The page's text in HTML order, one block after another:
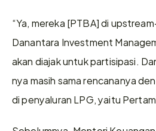
“Ya, mereka [PTBA] di
Danantara Investment
akan diajak untuk partisipasi.
nya masih sama rencananya
di penyaluran LPG, yaitu